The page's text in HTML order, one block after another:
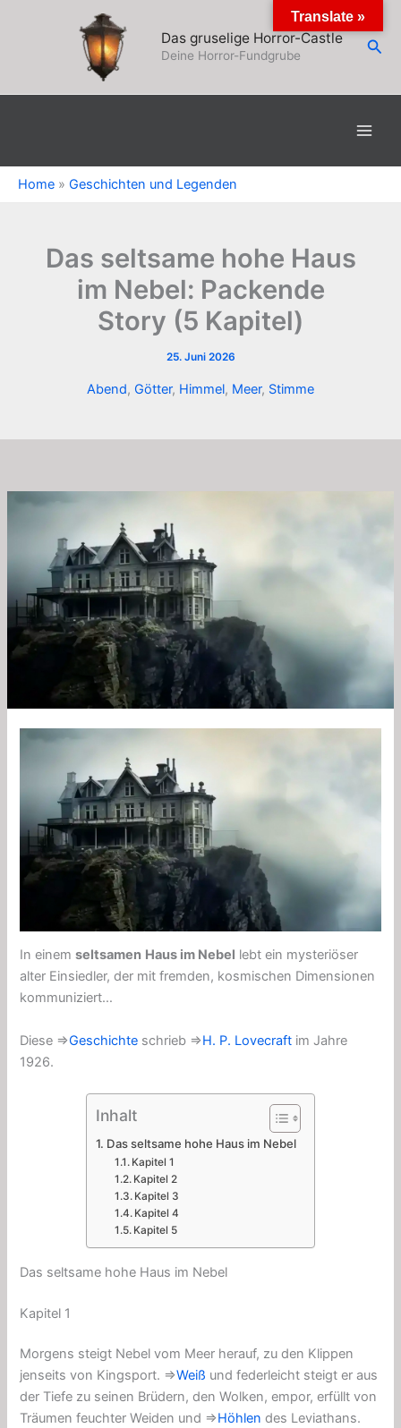
Das gruselige Horror-Castle
Deine Horror-Fundgrube
Home » Geschichten und Legenden
Das seltsame hohe Haus
im Nebel: Packende
Story (5 Kapitel)
25. Juni 2026
Abend, Götter, Himmel, Meer, Stimme
In einemseltsamen Haus im Nebel lebt ein mysteriöser
alter Einsiedler, der mit fremden, kosmischen Dimensionen
kommuniziert…
Diese ⇒Geschichte schrieb ⇒H. P. Lovecraft im Jahre
1926.
Inhalt
Das seltsame hohe Haus im Nebel
Kapitel 1
Kapitel 2
Kapitel 3
Kapitel 4
Kapitel 5
Das seltsame hohe Haus im Nebel
Kapitel 1
Morgens steigt Nebel vom Meer herauf, zu den Klippen
jenseits von Kingsport. ⇒Weiß und federleicht steigt er aus
der Tiefe zu seinen Brüdern, den Wolken, empor, erfüllt von
Träumen feuchter Weiden und ⇒Höhlen des Leviathans.
Translate »